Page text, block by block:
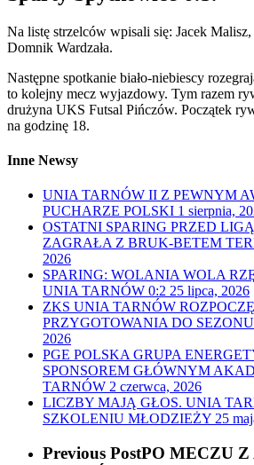
Na listę strzelców wpisali się: Jacek
Domnik Wardzała.
Następne spotkanie biało-niebiescy
to kolejny mecz wyjazdowy. Tym razem
drużyna UKS Futsal Pińczów. Początek
na godzinę 18.
Inne Newsy
UNIA TARNÓW II Z PEWNYM
PUCHARZE POLSKI 1 sierpnia,
OSTATNI SPARING PRZED
ZAGRAŁA Z BRUK-BETEM
2026
SPARING: WOLANIA WOLA
UNIA TARNÓW 0:2 25 lipca, 2026
ZKS UNIA TARNÓW
PRZYGOTOWANIA DO SEZONU
2026
PGE POLSKA GRUPA
SPONSOREM GŁÓWNYM
TARNÓW 2 czerwca, 2026
LICZBY MAJĄ GŁOS. UNIA
SZKOLENIU MŁODZIEŻY 25
Previous PostPO MECZU Z